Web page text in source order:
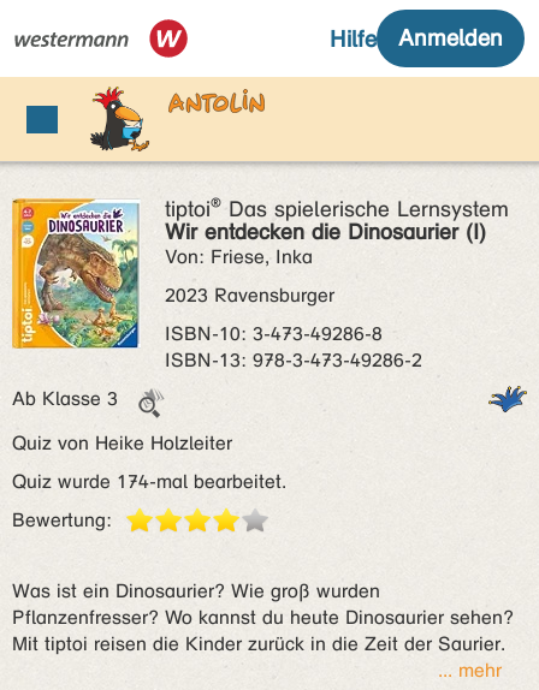
tiptoi® Das spielerische Lernsystem
Wir entdecken die Dinosaurier (I)
Von: Friese, Inka
2023 Ravensburger
ISBN‑10: 3-473-49286-8
ISBN‑13: 978-3-473-49286-2
Ab Klasse 3
Quiz von Heike Holzleiter
Quiz wurde 174-mal bearbeitet.
Bewertung:
Was ist ein Dinosaurier? Wie groß wurden
Pflanzenfresser? Wo kannst du heute Dinosaurier sehen?
Mit tiptoi reisen die Kinder zurück in die Zeit der Saurier.
... mehr